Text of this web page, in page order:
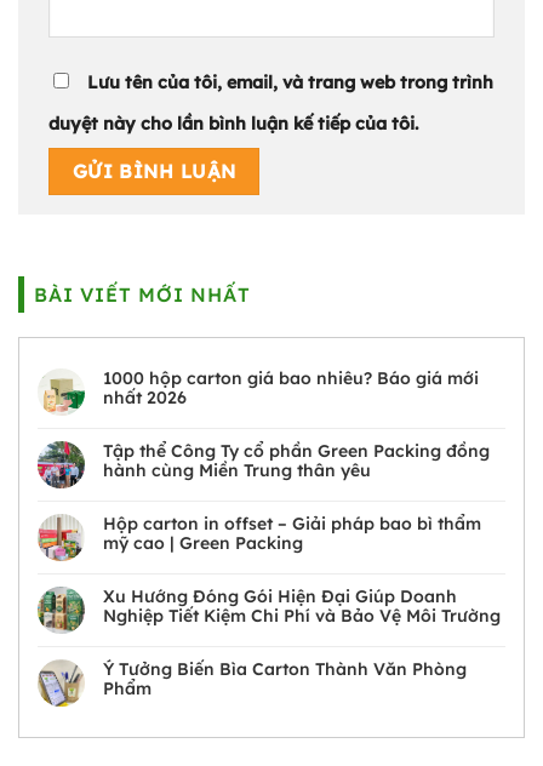
Lưu tên của tôi, email, và trang web trong trình
duyệt này cho lần bình luận kế tiếp của tôi.
BÀI VIẾT MỚI NHẤT
1000 hộp carton giá bao nhiêu? Báo giá mới
nhất 2026
Tập thể Công Ty cổ phần Green Packing đồng
hành cùng Miền Trung thân yêu
Hộp carton in offset – Giải pháp bao bì thẩm
mỹ cao | Green Packing
Xu Hướng Đóng Gói Hiện Đại Giúp Doanh
Nghiệp Tiết Kiệm Chi Phí và Bảo Vệ Môi Trường
Ý Tưởng Biến Bìa Carton Thành Văn Phòng
Phẩm